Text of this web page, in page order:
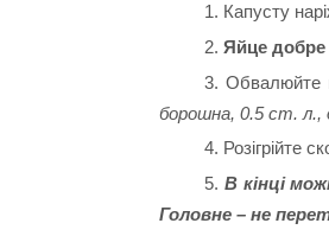
1. Капусту
2. Яйце добре
3. Обвалюйте
борошна, 0.5 ст. л.,
4. Розігрійте
5. В кінці
Головне – не